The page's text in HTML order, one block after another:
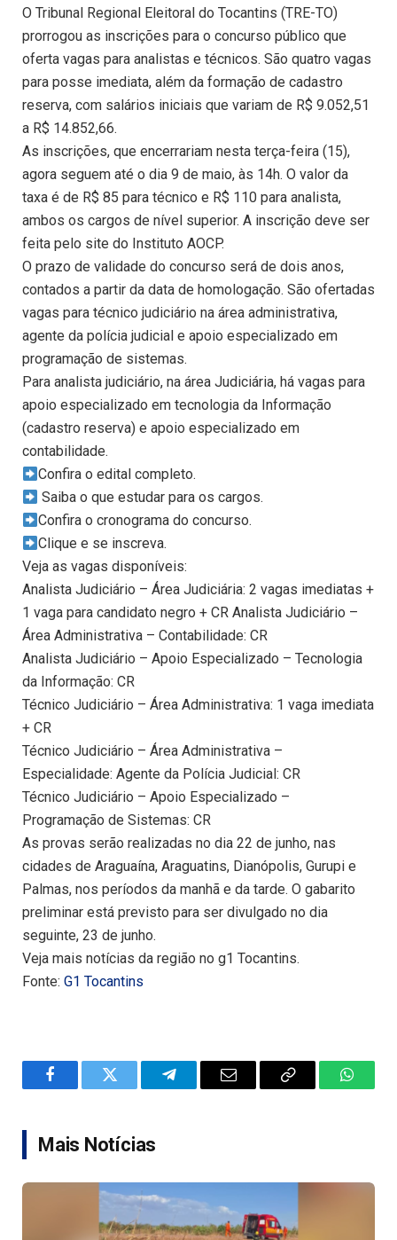
O Tribunal Regional Eleitoral do Tocantins (TRE-TO)
prorrogou as inscrições para o concurso público que
oferta vagas para analistas e técnicos. São quatro vagas
para posse imediata, além da formação de cadastro
reserva, com salários iniciais que variam de R$ 9.052,51
a R$ 14.852,66.
As inscrições, que encerrariam nesta terça-feira (15),
agora seguem até o dia 9 de maio, às 14h. O valor da
taxa é de R$ 85 para técnico e R$ 110 para analista,
ambos os cargos de nível superior. A inscrição deve ser
feita pelo site do Instituto AOCP.
O prazo de validade do concurso será de dois anos,
contados a partir da data de homologação. São ofertadas
vagas para técnico judiciário na área administrativa,
agente da polícia judicial e apoio especializado em
programação de sistemas.
Para analista judiciário, na área Judiciária, há vagas para
apoio especializado em tecnologia da Informação
(cadastro reserva) e apoio especializado em
contabilidade.
Confira o edital completo.
Saiba o que estudar para os cargos.
Confira o cronograma do concurso.
Clique e se inscreva.
Veja as vagas disponíveis:
Analista Judiciário – Área Judiciária: 2 vagas imediatas +
1 vaga para candidato negro + CR Analista Judiciário –
Área Administrativa – Contabilidade: CR
Analista Judiciário – Apoio Especializado – Tecnologia
da Informação: CR
Técnico Judiciário – Área Administrativa: 1 vaga imediata
+ CR
Técnico Judiciário – Área Administrativa –
Especialidade: Agente da Polícia Judicial: CR
Técnico Judiciário – Apoio Especializado –
Programação de Sistemas: CR
As provas serão realizadas no dia 22 de junho, nas
cidades de Araguaína, Araguatins, Dianópolis, Gurupi e
Palmas, nos períodos da manhã e da tarde. O gabarito
preliminar está previsto para ser divulgado no dia
seguinte, 23 de junho.
Veja mais notícias da região no g1 Tocantins.
Fonte: G1 Tocantins
FacebookTwitter TelegramEmail
Copy
Mais Notícias